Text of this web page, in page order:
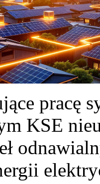
pracę
KSE